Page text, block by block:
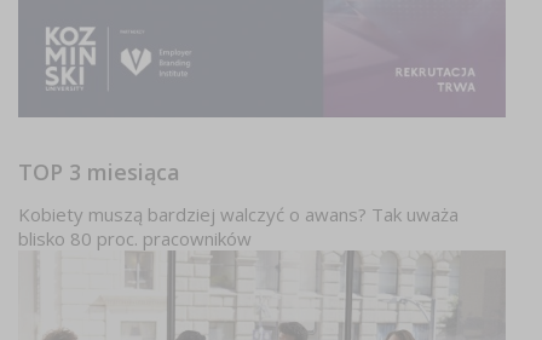
TOP 3 miesiąca
Kobiety muszą bardziej walczyć o awans? Tak uważa
blisko 80 proc. pracowników